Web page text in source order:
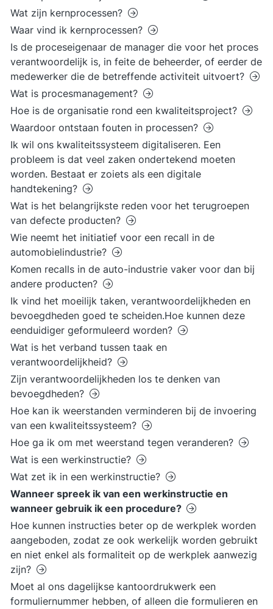
Wat zijn kernprocessen?
Waar vind ik kernprocessen?
Is de proceseigenaar de manager die voor het proces
verantwoordelijk is, in feite de beheerder, of eerder de
medewerker die de betreffende activiteit uitvoert?
Wat is procesmanagement?
Hoe is de organisatie rond een kwaliteitsproject?
Waardoor ontstaan fouten in processen?
Ik wil ons kwaliteitssysteem digitaliseren. Een
probleem is dat veel zaken ondertekend moeten
worden. Bestaat er zoiets als een digitale
handtekening?
Wat is het belangrijkste reden voor het terugroepen
van defecte producten?
Wie neemt het initiatief voor een recall in de
automobielindustrie?
Komen recalls in de auto-industrie vaker voor dan bij
andere producten?
Ik vind het moeilijk taken, verantwoordelijkheden en
bevoegdheden goed te scheiden.Hoe kunnen deze
eenduidiger geformuleerd worden?
Wat is het verband tussen taak en
verantwoordelijkheid?
Zijn verantwoordelijkheden los te denken van
bevoegdheden?
Hoe kan ik weerstanden verminderen bij de invoering
van een kwaliteitssysteem?
Hoe ga ik om met weerstand tegen veranderen?
Wat is een werkinstructie?
Wat zet ik in een werkinstructie?
Wanneer spreek ik van een werkinstructie en
wanneer gebruik ik een procedure?
Hoe kunnen instructies beter op de werkplek worden
aangeboden, zodat ze ook werkelijk worden gebruikt
en niet enkel als formaliteit op de werkplek aanwezig
zijn?
Moet al ons dagelijkse kantoordrukwerk een
formuliernummer hebben, of alleen die formulieren en